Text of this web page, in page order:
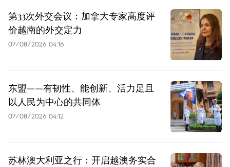
第33次外交会议：加拿大专家高度评
价越南的外交定力
07/08/2026 04:16
东盟——有韧性、能创新、活力足且
以人民为中心的共同体
07/08/2026 04:12
苏林澳大利亚之行：开启越澳务实合